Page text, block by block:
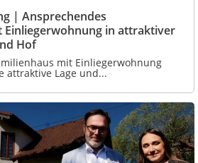
| Ansprechendes
Einliegerwohnung in attraktiver
Hof
mit Einliegerwohnung
attraktive Lage und...